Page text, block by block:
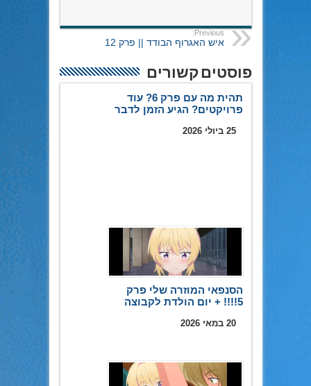
Previous:
איש האגרוף הבודד || פרק 12
פוסטים קשורים
תהית מה עם פרק 6? עוד
פרויקטים? הגיע הזמן לדבר
25 ביולי 2026
הסנפאי המוזרה שלי פרק
5!!!! + יום הולדת לקבוצה
20 במאי 2026